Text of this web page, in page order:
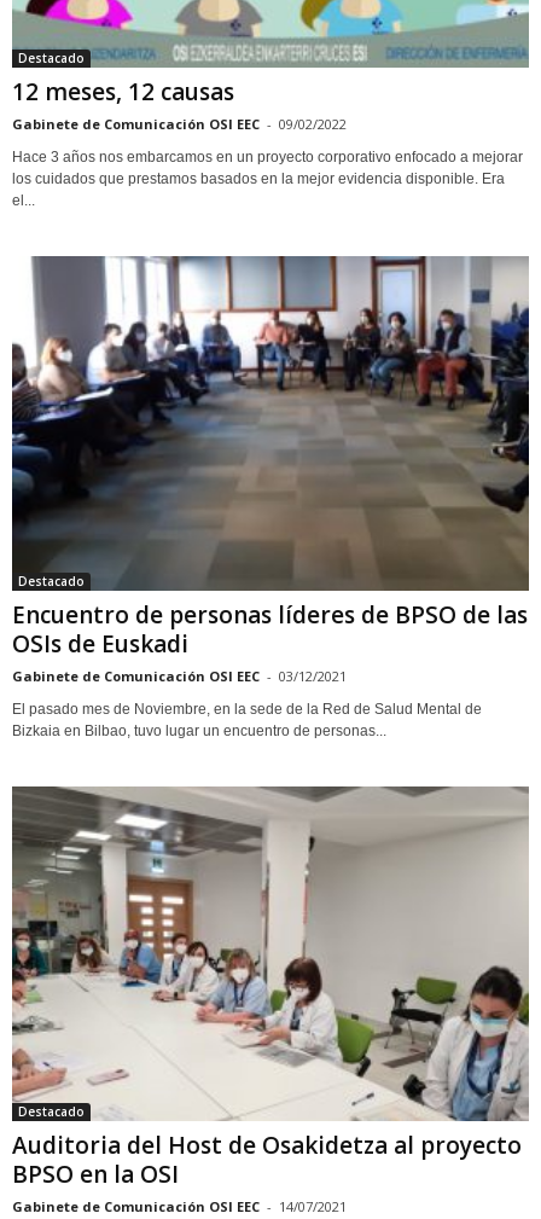
Destacado
12 meses, 12 causas
Gabinete de Comunicación OSI EEC - 09/02/2022
Hace 3 años nos embarcamos en un proyecto corporativo enfocado a mejorar
los cuidados que prestamos basados en la mejor evidencia disponible. Era
el...
Destacado
Encuentro de personas líderes de BPSO de las
OSIs de Euskadi
Gabinete de Comunicación OSI EEC - 03/12/2021
El pasado mes de Noviembre, en la sede de la Red de Salud Mental de
Bizkaia en Bilbao, tuvo lugar un encuentro de personas...
Destacado
Auditoria del Host de Osakidetza al proyecto
BPSO en la OSI
Gabinete de Comunicación OSI EEC - 14/07/2021